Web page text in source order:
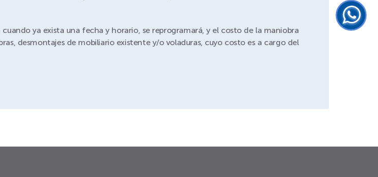
ya exista una fecha y horario, se reprogramará, y el costo de la maniobra
desmontajes de mobiliario existente y/o voladuras, cuyo costo es a cargo del